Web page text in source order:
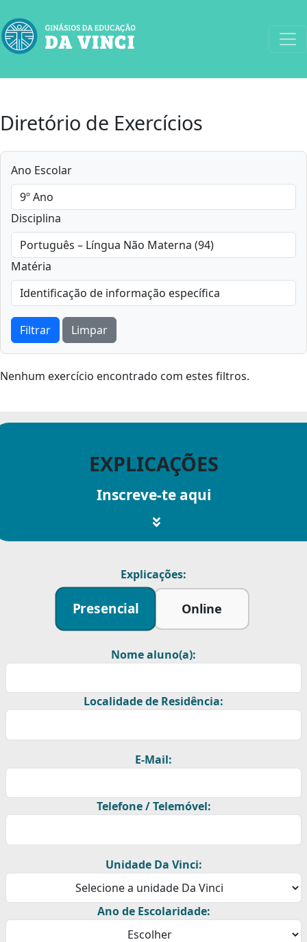
Diretório de Exercícios
Ano Escolar
Disciplina
Matéria
Filtrar Limpar
Nenhum exercício encontrado com estes filtros.
EXPLICAÇÕES
Inscreve-te aqui
Explicações:
Presencial Online
Nome aluno(a):
Localidade de Residência:
E-Mail:
Telefone / Telemóvel:
Unidade Da Vinci:
Ano de Escolaridade: